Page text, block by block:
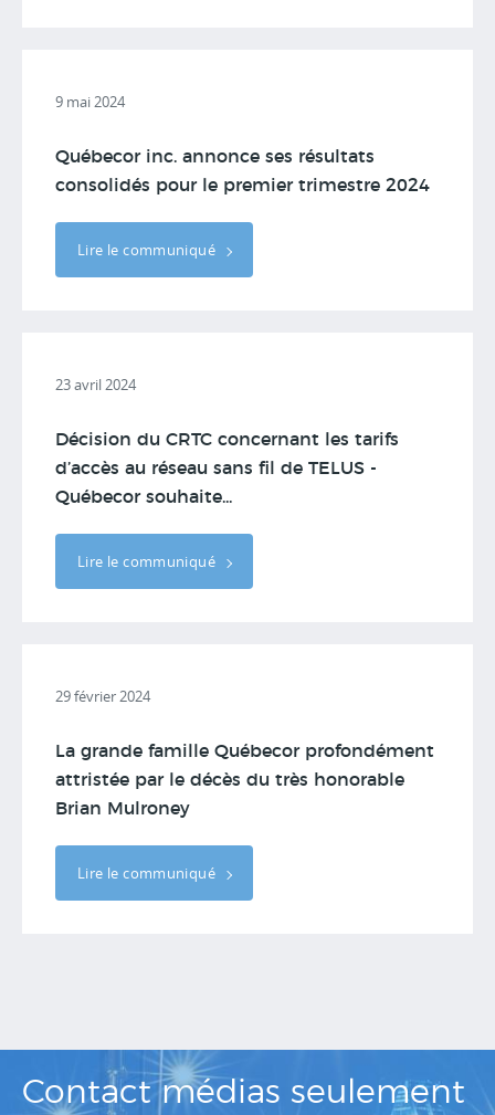
9 mai 2024
Québecor inc. annonce ses résultats
consolidés pour le premier trimestre 2024
Lire le communiqué
23 avril 2024
Décision du CRTC concernant les tarifs
d’accès au réseau sans fil de TELUS -
Québecor souhaite...
Lire le communiqué
29 février 2024
La grande famille Québecor profondément
attristée par le décès du très honorable
Brian Mulroney
Lire le communiqué
Contact médias seulement